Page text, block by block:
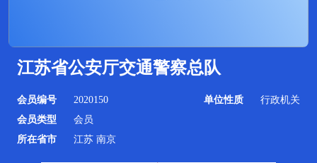
江苏省公安厅交通警察总队
会员编号 2020150 单位性质
行政机关
会员类型
会员
所在省市
江苏 南京